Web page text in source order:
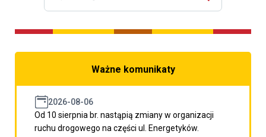
Ważne komunikaty
2026-08-06
Od 10 sierpnia br. nastąpią zmiany w organizacji
ruchu drogowego na części ul. Energetyków.